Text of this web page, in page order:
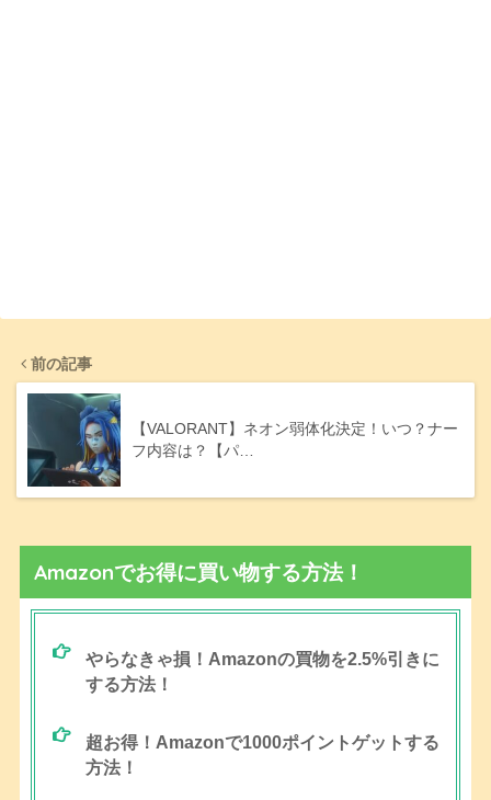
前の記事
【VALORANT】ネオン弱体化決定！いつ？ナー
フ内容は？【パ…
Amazonでお得に買い物する方法！
やらなきゃ損！Amazonの買物を2.5%引きに
する方法！
超お得！Amazonで1000ポイントゲットする
方法！